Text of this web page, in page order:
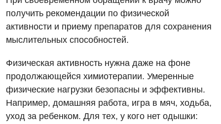
Кардиохирургия
Маммология
Неврология
Онкологическое отделение
получить рекомендации по физической
активности и приему препаратов для сохранения
мыслительных способностей.
Физическая активность нужна даже на фоне
продолжающейся химиотерапии. Умеренные
физические нагрузки безопасны и эффективны.
Например, домашняя работа, игра в мяч, ходьба,
уход за ребенком. Для тех, у кого нет одышки: